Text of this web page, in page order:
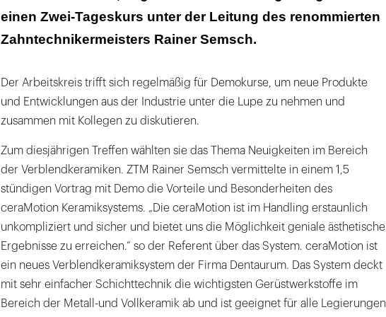
einen Zwei-Tageskurs unter der Leitung des renommierten
Zahntechnikermeisters Rainer Semsch.
Der Arbeitskreis trifft sich regelmäßig für Demokurse, um neue Produkte
und Entwicklungen aus der Industrie unter die Lupe zu nehmen und
zusammen mit Kollegen zu diskutieren.
Zum diesjährigen Treffen wählten sie das Thema Neuigkeiten im Bereich
der Verblendkeramiken. ZTM Rainer Semsch vermittelte in einem 1,5
stündigen Vortrag mit Demo die Vorteile und Besonderheiten des
ceraMotion Keramiksystems. „Die ceraMotion ist im Handling erstaunlich
unkompliziert und sicher und bietet uns die Möglichkeit geniale ästhetische
Ergebnisse zu erreichen.“ so der Referent über das System. ceraMotion ist
ein neues Verblendkeramiksystem der Firma Dentaurum. Das System deckt
mit sehr einfacher Schichttechnik die wichtigsten Gerüstwerkstoffe im
Bereich der Metall-und Vollkeramik ab und ist geeignet für alle Legierungen